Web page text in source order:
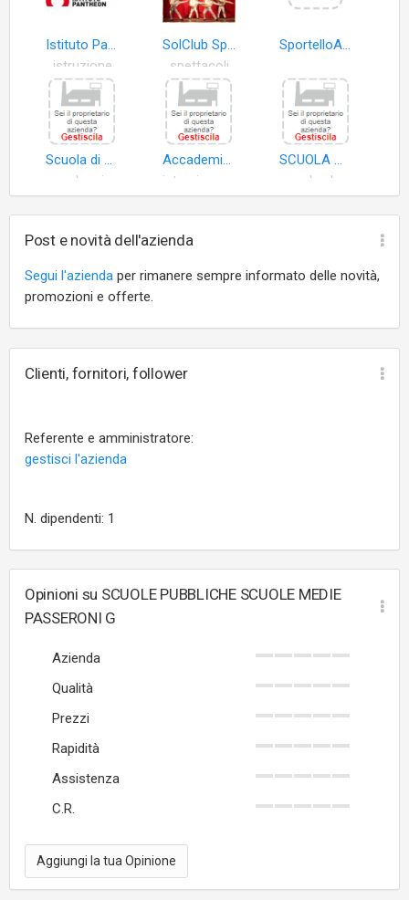
Istituto Pantheon Design & Technology
istruzione
SolClub Spettacoli
spettacoli
SportelloAmico
Scuola di Danza Classica Tersicore di Lodi Gabriella S.a.s
Accademia Nazionale dei Lincei
SCUOLA MATERNA VILLA LAZZARONI
Post e novità dell'azienda
Segui l'azienda per rimanere sempre informato delle novità,
promozioni e offerte.
Clienti, fornitori, follower
Referente e amministratore:
gestisci l'azienda
N. dipendenti: 1
Opinioni su SCUOLE PUBBLICHE SCUOLE MEDIE
PASSERONI G
Azienda
Qualità
Prezzi
Rapidità
Assistenza
C.R.
Aggiungi la tua Opinione